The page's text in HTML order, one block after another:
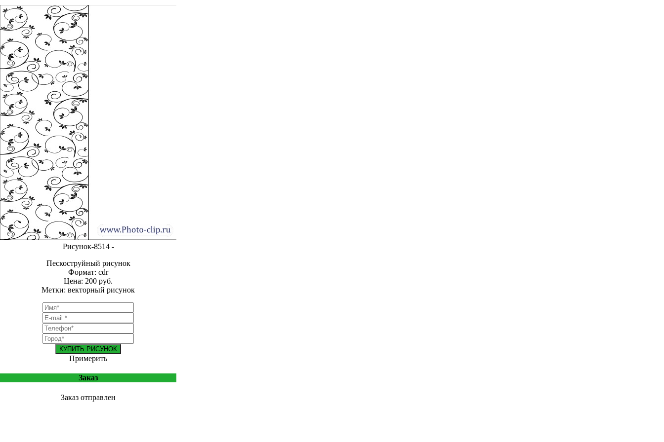
Рисунок-8514 -
Пескоструйный рисунок
Формат: cdr
Цена: 200 руб.
Метки: векторный рисунок
КУПИТЬ РИСУНОК
Примерить
Заказ
Заказ отправлен